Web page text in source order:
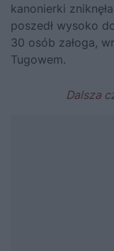
kanonierki
poszedł wysoko
30 osób załoga,
Tugowem.